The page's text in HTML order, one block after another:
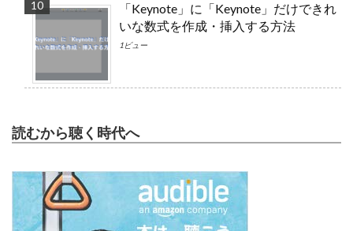
「Keynote」に「Keynote」だけできれ
いな数式を作成・挿入する方法
1ビュー
読むから聴く時代へ